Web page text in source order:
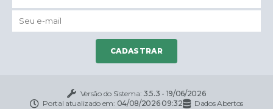
CADASTRAR
Versão do Sistema: 3.5.3 - 19/06/2026
Portal atualizado em: 04/08/2026 09:32 Dados Abertos